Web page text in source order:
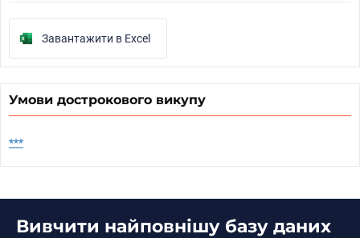
Завантажити в Excel
Умови дострокового викупу
***
Вивчити найповнішу базу даних